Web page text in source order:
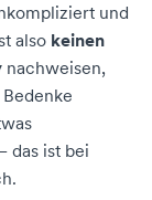
und
also keinen
nachweisen,
das ist bei